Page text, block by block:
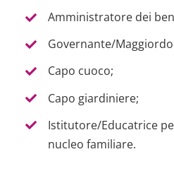
Amministratore dei
Governante/
Capo cuoco;
Capo giardiniere;
Istitutore/Educatrice
nucleo familiare.